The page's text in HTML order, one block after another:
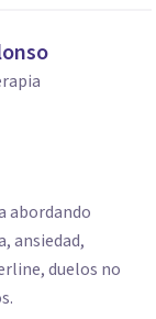
abordando
ansiedad,
duelos no